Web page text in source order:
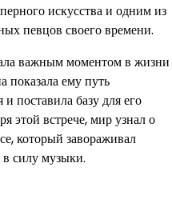
искусства и одним из
певцов своего времени.
важным моментом в жизни
ему путь
поставила базу для его
этой встрече, мир узнал о
который завораживал
в силу музыки.